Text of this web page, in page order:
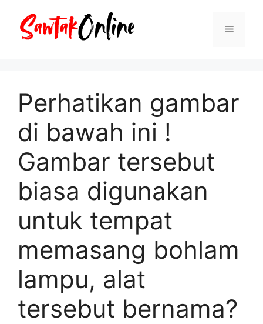
Menu
Perhatikan gambar
di bawah ini !
Gambar tersebut
biasa digunakan
untuk tempat
memasang bohlam
lampu, alat
tersebut bernama?